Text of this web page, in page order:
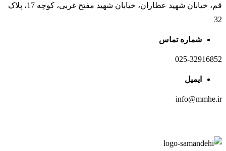
قم، خیابان شهید عطاران، خیابان شهید مفتح غربی، کوچه 17، پلاک
32
شماره تماس
025-32916852
ایمیل
info@mmhe.ir